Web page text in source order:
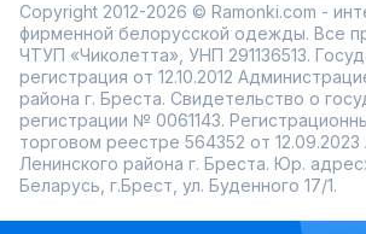
Copyright 2012-2026 © Ramonki.com -
фирменной белорусской одежды. Все
ЧТУП «Чиколетта», УНП 291136513.
регистрация от 12.10.2012
района г. Бреста. Свидетельство о
регистрации № 0061143.
торговом реестре 564352 от
Ленинского района г. Бреста. Юр.
Беларусь, г.Брест, ул. Буденного 17/1.